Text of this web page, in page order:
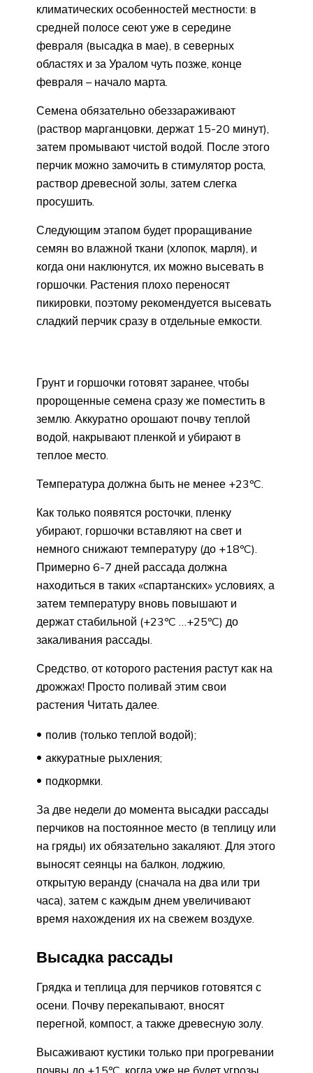
климатических особенностей местности: в
средней полосе сеют уже в середине
февраля (высадка в мае), в северных
областях и за Уралом чуть позже, конце
февраля – начало марта.
Семена обязательно обеззараживают
(раствор марганцовки, держат 15-20 минут),
затем промывают чистой водой. После этого
перчик можно замочить в стимулятор роста,
раствор древесной золы, затем слегка
просушить.
Следующим этапом будет проращивание
семян во влажной ткани (хлопок, марля), и
когда они наклюнутся, их можно высевать в
горшочки. Растения плохо переносят
пикировки, поэтому рекомендуется высевать
сладкий перчик сразу в отдельные емкости.
Грунт и горшочки готовят заранее, чтобы
пророщенные семена сразу же поместить в
землю. Аккуратно орошают почву теплой
водой, накрывают пленкой и убирают в
теплое место.
Температура должна быть не менее +23ºC.
Как только появятся росточки, пленку
убирают, горшочки вставляют на свет и
немного снижают температуру (до +18ºC).
Примерно 6-7 дней рассада должна
находиться в таких «спартанских» условиях, а
затем температуру вновь повышают и
держат стабильной (+23ºC …+25ºC) до
закаливания рассады.
Средство, от которого растения растут как на
дрожжах! Просто поливай этим свои
растения Читать далее.
полив (только теплой водой);
аккуратные рыхления;
подкормки.
За две недели до момента высадки рассады
перчиков на постоянное место (в теплицу или
на гряды) их обязательно закаляют. Для этого
выносят сеянцы на балкон, лоджию,
открытую веранду (сначала на два или три
часа), затем с каждым днем увеличивают
время нахождения их на свежем воздухе.
Высадка рассады
Грядка и теплица для перчиков готовятся с
осени. Почву перекапывают, вносят
перегной, компост, а также древесную золу.
Высаживают кустики только при прогревании
почвы до +15ºC, когда уже не будет угрозы